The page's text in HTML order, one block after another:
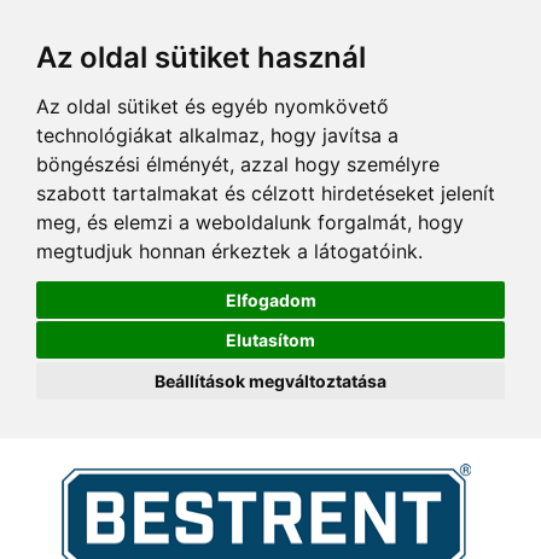
Az oldal sütiket használ
Az oldal sütiket és egyéb nyomkövető
technológiákat alkalmaz, hogy javítsa a
böngészési élményét, azzal hogy személyre
szabott tartalmakat és célzott hirdetéseket jelenít
meg, és elemzi a weboldalunk forgalmát, hogy
megtudjuk honnan érkeztek a látogatóink.
Elfogadom
Elutasítom
Beállítások megváltoztatása